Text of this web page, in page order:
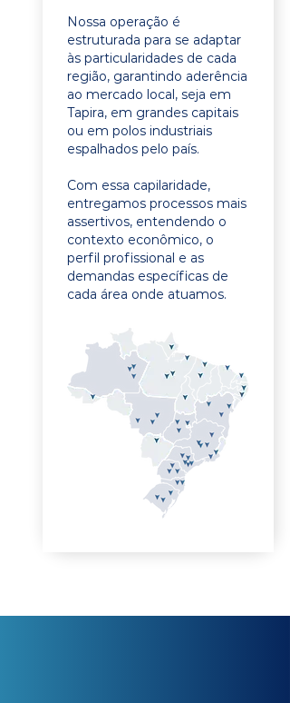
Nossa operação é
estruturada para se adaptar
às particularidades de cada
região, garantindo aderência
ao mercado local, seja em
Tapira, em grandes capitais
ou em polos industriais
espalhados pelo país.
Com essa capilaridade,
entregamos processos mais
assertivos, entendendo o
contexto econômico, o
perfil profissional e as
demandas específicas de
cada área onde atuamos.